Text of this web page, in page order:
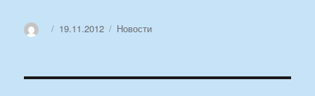
АвторОпубликовано
19.11.2012 Рубрики
Новости